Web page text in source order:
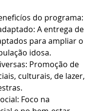
do programa:
A entrega de
para ampliar o
idosa.
Promoção de
culturais, de lazer,
Foco na